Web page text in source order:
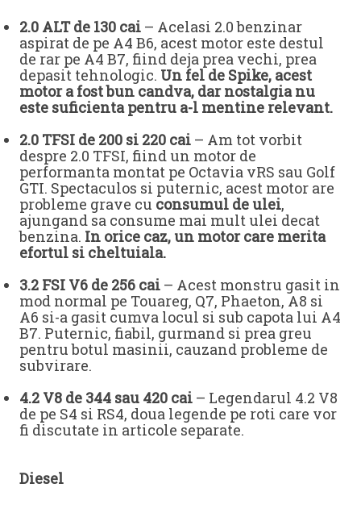
2.0 ALT de 130 cai – Acelasi 2.0 benzinar
aspirat de pe A4 B6, acest motor este destul
de rar pe A4 B7, fiind deja prea vechi, prea
depasit tehnologic. Un fel de Spike, acest
motor a fost bun candva, dar nostalgia nu
este suficienta pentru a-l mentine relevant.
2.0 TFSI de 200 si 220 cai – Am tot vorbit
despre 2.0 TFSI, fiind un motor de
performanta montat pe Octavia vRS sau Golf
GTI. Spectaculos si puternic, acest motor are
probleme grave cu consumul de ulei,
ajungand sa consume mai mult ulei decat
benzina. In orice caz, un motor care merita
efortul si cheltuiala.
3.2 FSI V6 de 256 cai – Acest monstru gasit in
mod normal pe Touareg, Q7, Phaeton, A8 si
A6 si-a gasit cumva locul si sub capota lui A4
B7. Puternic, fiabil, gurmand si prea greu
pentru botul masinii, cauzand probleme de
subvirare.
4.2 V8 de 344 sau 420 cai – Legendarul 4.2 V8
de pe S4 si RS4, doua legende pe roti care vor
fi discutate in articole separate.
Diesel